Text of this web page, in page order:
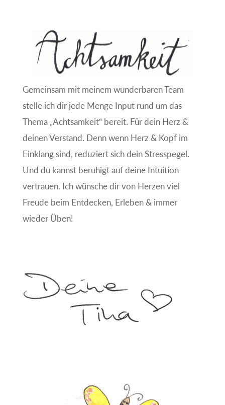
Gemeinsam mit meinem wunderbaren Team
stelle ich dir jede Menge Input rund um das
Thema „Achtsamkeit“ bereit. Für dein Herz &
deinen Verstand. Denn wenn Herz & Kopf im
Einklang sind, reduziert sich dein Stresspegel.
Und du kannst beruhigt auf deine Intuition
vertrauen. Ich wünsche dir von Herzen viel
Freude beim Entdecken, Erleben & immer
wieder Üben!